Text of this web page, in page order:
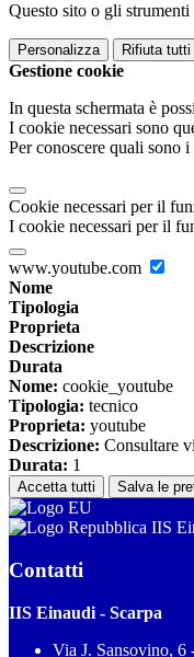
Questo sito o gli
Personalizza Rifiuta tutti
Gestione cookie
In questa schermata è
I cookie necessari sono
Per conoscere quali sono
Cookie necessari per il
I cookie necessari per il
www.youtube.com
Nome
Tipologia
Proprieta
Descrizione
Durata
Nome: cookie_youtube
Tipologia: tecnico
Proprieta: youtube
Descrizione: Consultare
Durata: 1
Accetta tutti Salva le
IIS
Contatti
IIS Einaudi - Scarpa
Via J. Sansovino,